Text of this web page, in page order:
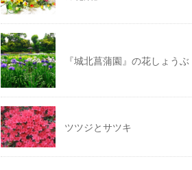
『城北菖蒲園』の花しょうぶ
ツツジとサツキ